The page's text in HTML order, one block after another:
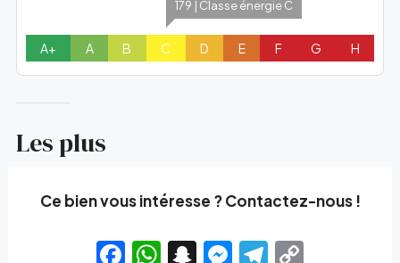
A+ A B
179 | Classe énergie C
C D E F G H
Les plus
Ce bien vous intéresse ? Contactez-nous !
Facebook
WhatsApp
Snapchat
Messenger
Telegram